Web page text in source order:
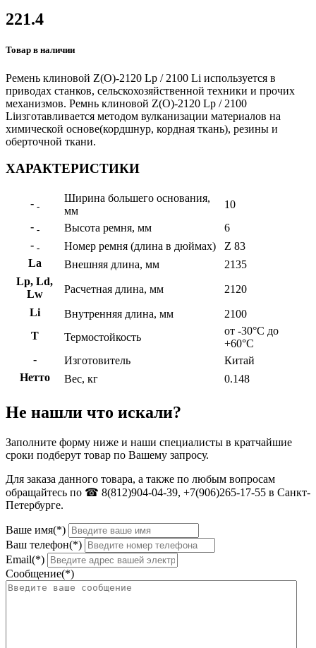
221.4
Товар в наличии
Ремень клиновой Z(О)-2120 Lp / 2100 Li используется в
приводах станков, сельскохозяйственной техники и прочих
механизмов. Ремнь клиновой Z(О)-2120 Lp / 2100
Liизготавливается методом вулканизации материалов на
химической основе(кордшнур, кордная ткань), резины и
оберточной ткани.
ХАРАКТЕРИСТИКИ
- -
Ширина большего основания,
мм
10
- - Высота ремня, мм
6
- - Номер ремня (длина в дюймах)
Z 83
La
Внешняя длина, мм
2135
Lp, Ld,
Lw
Расчетная длина, мм
2120
Li
Внутренняя длина, мм
2100
Т
Термостойкость
от -30°С до
+60°С
-
Изготовитель
Китай
Нетто
Вес, кг 0.148
Не нашли что искали?
Заполните форму ниже и наши специалисты в кратчайшие
сроки подберут товар по Вашему запросу.
Для заказа данного товара, а также по любым вопросам
обращайтесь по ☎ 8(812)904-04-39, +7(906)265-17-55 в Санкт-
Петербурге.
Ваше имя(*)
Ваш телефон(*)
Email(*)
Сообщение(*)